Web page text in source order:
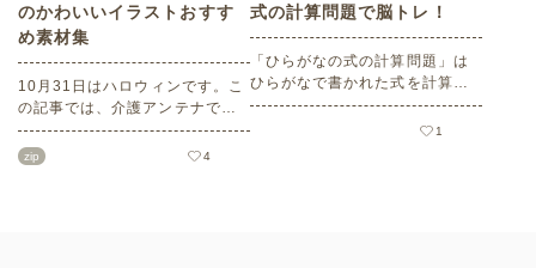
のかわいいイラストおすす
め素材集
10月31日はハロウィンです。こ
の記事では、介護アンテナで扱
う高齢者向けイラスト素材か
ら、ハロウィンにちなんだおば
zip 4
式の計算問題で脳トレ！
「ひらがなの式の計算問題」は
ひらがなで書かれた式を計算す
る問題です。想像力やワーキン
グメモリのトレーニングとして
1